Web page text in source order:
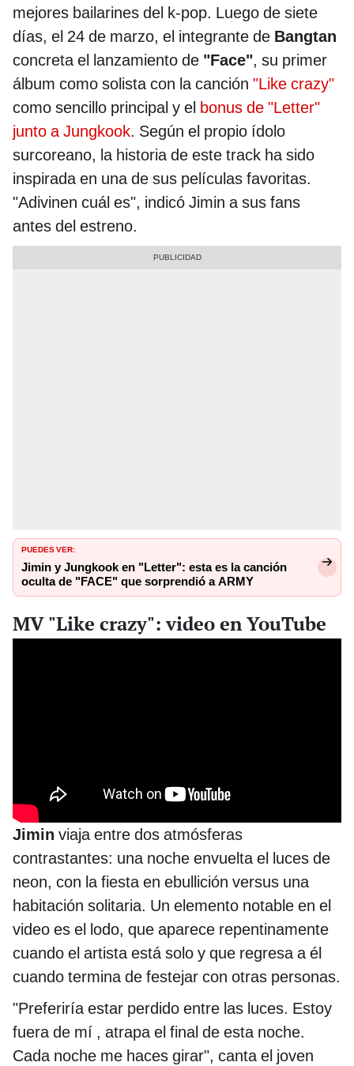
mejores bailarines del k-pop. Luego de siete
días, el 24 de marzo, el integrante de Bangtan
concreta el lanzamiento de "Face", su primer
álbum como solista con la canción "Like crazy"
como sencillo principal y el bonus de "Letter"
junto a Jungkook. Según el propio ídolo
surcoreano, la historia de este track ha sido
inspirada en una de sus películas favoritas.
"Adivinen cuál es", indicó Jimin a sus fans
antes del estreno.
PUEDES VER:
Jimin y Jungkook en "Letter": esta es la canción
oculta de "FACE" que sorprendió a ARMY
MV "Like crazy": video en YouTube
Jimin viaja entre dos atmósferas
contrastantes: una noche envuelta el luces de
neon, con la fiesta en ebullición versus una
habitación solitaria. Un elemento notable en el
video es el lodo, que aparece repentinamente
cuando el artista está solo y que regresa a él
cuando termina de festejar con otras personas.
"Preferiría estar perdido entre las luces. Estoy
fuera de mí , atrapa el final de esta noche.
Cada noche me haces girar", canta el joven